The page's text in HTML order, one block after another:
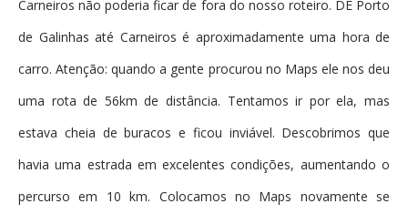
Carneiros não poderia ficar de fora do nosso roteiro. DE Porto
de Galinhas até Carneiros é aproximadamente uma hora de
carro. Atenção: quando a gente procurou no Maps ele nos deu
uma rota de 56km de distância. Tentamos ir por ela, mas
estava cheia de buracos e ficou inviável. Descobrimos que
havia uma estrada em excelentes condições, aumentando o
percurso em 10 km. Colocamos no Maps novamente se